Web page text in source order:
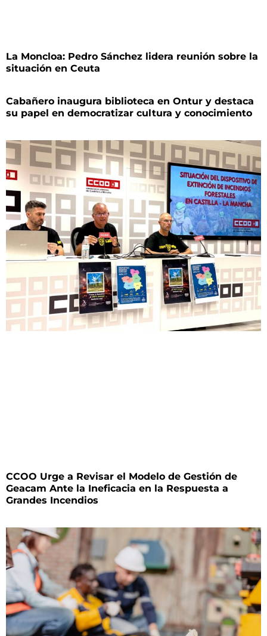
La Moncloa: Pedro Sánchez lidera reunión sobre la
situación en Ceuta
Cabañero inaugura biblioteca en Ontur y destaca
su papel en democratizar cultura y conocimiento
CCOO Urge a Revisar el Modelo de Gestión de
Geacam Ante la Ineficacia en la Respuesta a
Grandes Incendios